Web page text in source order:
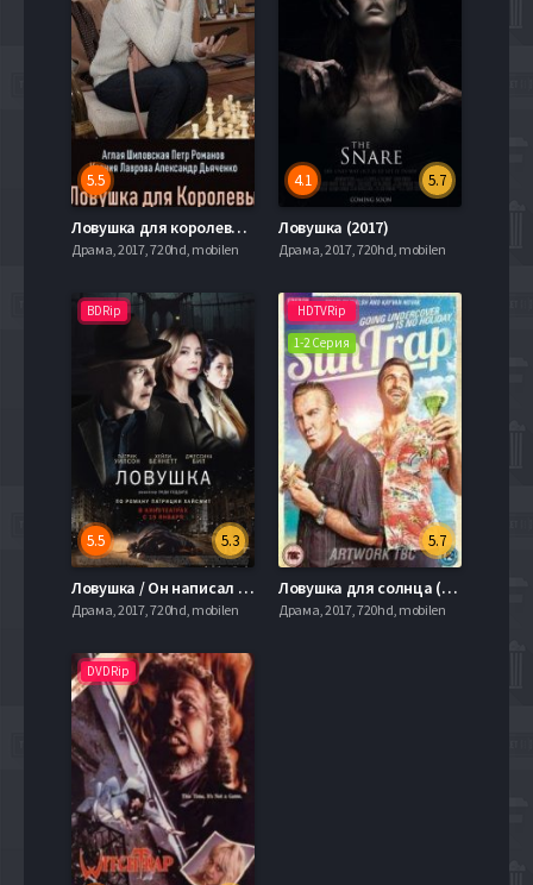
5.5
Ловушка для королевы (2019)
Драма, 2017, 720hd, mobilen
5.7
4.1
Ловушка (2017)
Драма, 2017, 720hd, mobilen
BDRip
5.3
5.5
Ловушка / Он написал убийство (2016)
Драма, 2017, 720hd, mobilen
HDTVRip
1-2 Серия
5.7
Ловушка для солнца (2015)
Драма, 2017, 720hd, mobilen
DVDRip